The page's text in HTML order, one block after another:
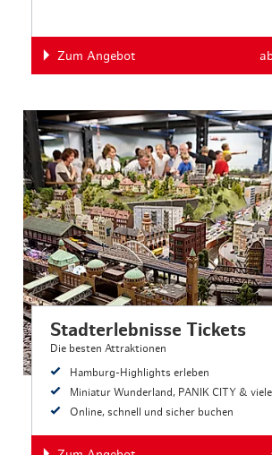
Zum Angebot
Stadterlebnisse Tickets
Die besten Attraktionen
Hamburg-Highlights erleben
Miniatur Wunderland, PANIK CITY &
Online, schnell und sicher buchen